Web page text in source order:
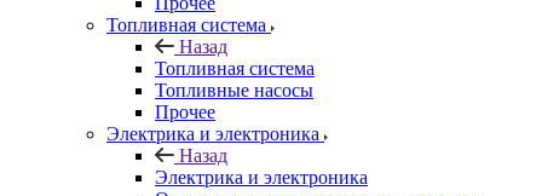
Топливная система
Назад
Топливная система
Топливные насосы
Прочее
Электрика и электроника
Назад
Электрика и электроника